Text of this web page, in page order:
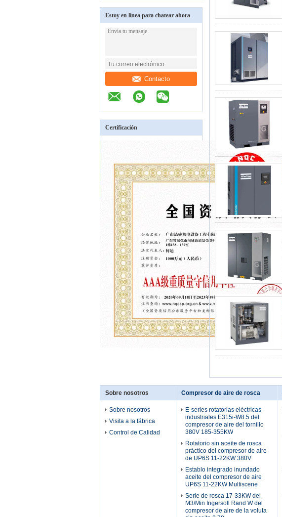
Estoy en línea para chatear ahora
Contacto
Certificación
Sobre nosotros
Sobre nosotros
Visita a la fábrica
Control de Calidad
Compresor de aire de rosca
E-series rotatorias eléctricas
industriales E315i-W8.5 del
compresor de aire del tornillo
380V 185-355KW
Rotatorio sin aceite de rosca
práctico del compresor de aire
de UP6S 11-22KW 380V
Establo integrado inundado
aceite del compresor de aire
UP6S 11-22KW Multiscene
Serie de rosca 17-33KW del
M3/Min Ingersoll Rand W del
compresor de aire de la voluta